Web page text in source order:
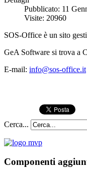
Pubblicato: 11
Visite: 20960
SOS-Office è un sito
GeA Software si trova a
E-mail: info@sos-office.it
Cerca...
Componenti